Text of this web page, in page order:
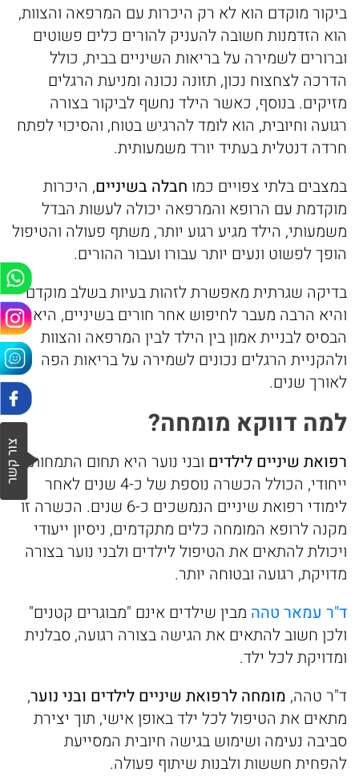
ביקור מוקדם הוא לא רק היכרות עם המרפאה והצוות,
הוא הזדמנות חשובה להעניק להורים כלים פשוטים
וברורים לשמירה על בריאות השיניים בבית, כולל
הדרכה לצחצוח נכון, תזונה נכונה ומניעת הרגלים
מזיקים. בנוסף, כאשר הילד נחשף לביקור בצורה
רגועה וחיובית, הוא לומד להרגיש בטוח, והסיכוי לפתח
חרדה דנטלית בעתיד יורד משמעותית.
במצבים בלתי צפויים כמו חבלה בשיניים, היכרות
מוקדמת עם הרופא והמרפאה יכולה לעשות הבדל
משמעותי, הילד מגיע רגוע יותר, משתף פעולה והטיפול
הופך לפשוט ונעים יותר עבורו ועבור ההורים.
בדיקה שגרתית מאפשרת לזהות בעיות בשלב מוקדם
והיא הרבה מעבר לחיפוש אחר חורים בשיניים, היא
הבסיס לבניית אמון בין הילד לבין המרפאה והצוות
ולהקניית הרגלים נכונים לשמירה על בריאות הפה
לאורך שנים.
למה דווקא מומחה?
רפואת שיניים לילדים ובני נוער היא תחום התמחות
ייחודי, הכולל הכשרה נוספת של כ-4 שנים לאחר
לימודי רפואת שיניים הנמשכים כ-6 שנים. הכשרה זו
מקנה לרופא המומחה כלים מתקדמים, ניסיון ייעודי
ויכולת להתאים את הטיפול לילדים ולבני נוער בצורה
מדויקת, רגועה ובטוחה יותר.
ד"ר עמאר טהה מבין שילדים אינם "מבוגרים קטנים"
ולכן חשוב להתאים את הגישה בצורה רגועה, סבלנית
ומדויקת לכל ילד.
ד"ר טהה, מומחה לרפואת שיניים לילדים ובני נוער,
מתאים את הטיפול לכל ילד באופן אישי, תוך יצירת
סביבה נעימה ושימוש בגישה חיובית המסייעת
להפחית חששות ולבנות שיתוף פעולה.